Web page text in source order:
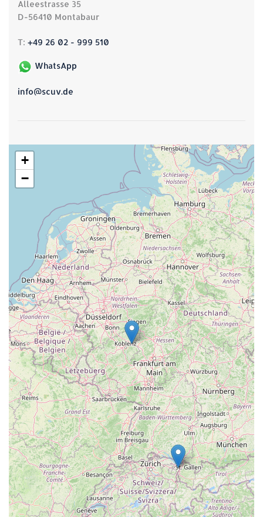
Alleestrasse 35
D-56410 Montabaur
T: +49 26 02 - 999 510
WhatsApp
info@scuv.de
+
−